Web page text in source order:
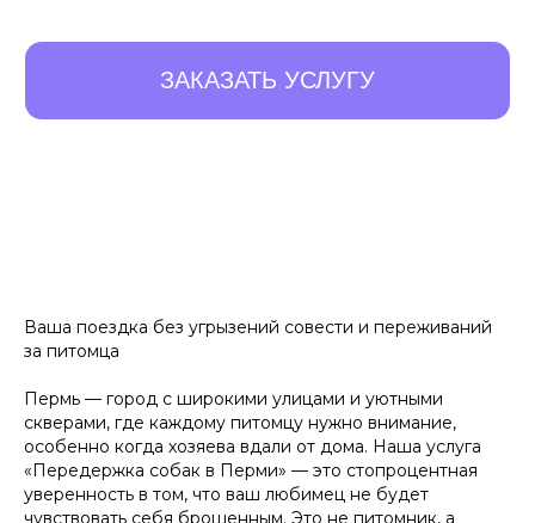
Ваша поездка без угрызений совести и переживаний
за питомца
Пермь — город с широкими улицами и уютными
скверами, где каждому питомцу нужно внимание,
особенно когда хозяева вдали от дома. Наша услуга
«Передержка собак в Перми» — это стопроцентная
уверенность в том, что ваш любимец не будет
чувствовать себя брошенным. Это не питомник, а
Удобный заказ
Заказ в пару кликов через
Оператор